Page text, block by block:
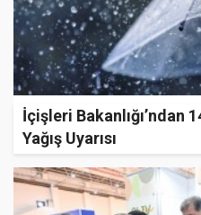
İçişleri Bakanlığı’ndan
Yağış Uyarısı